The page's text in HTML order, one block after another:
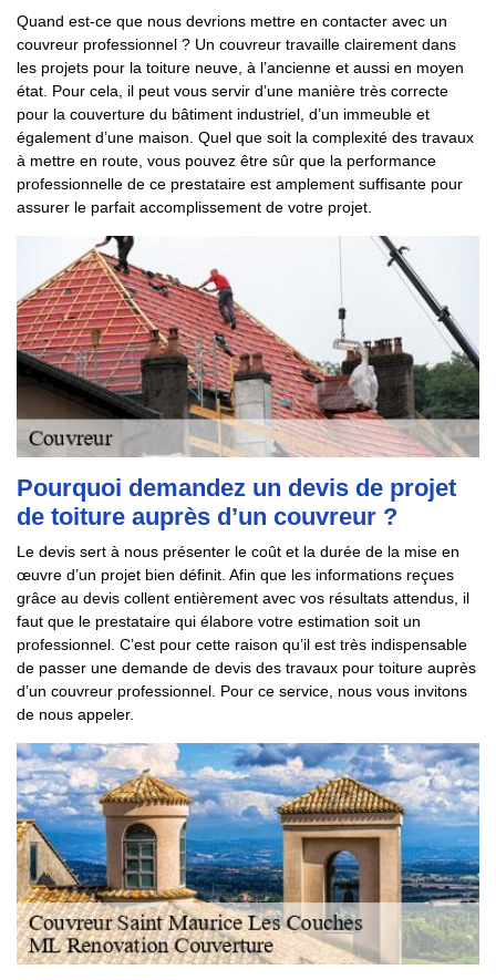
Quand est-ce que nous devrions mettre en contacter avec un
couvreur professionnel ? Un couvreur travaille clairement dans
les projets pour la toiture neuve, à l’ancienne et aussi en moyen
état. Pour cela, il peut vous servir d’une manière très correcte
pour la couverture du bâtiment industriel, d’un immeuble et
également d’une maison. Quel que soit la complexité des travaux
à mettre en route, vous pouvez être sûr que la performance
professionnelle de ce prestataire est amplement suffisante pour
assurer le parfait accomplissement de votre projet.
Pourquoi demandez un devis de projet
de toiture auprès d’un couvreur ?
Le devis sert à nous présenter le coût et la durée de la mise en
œuvre d’un projet bien définit. Afin que les informations reçues
grâce au devis collent entièrement avec vos résultats attendus, il
faut que le prestataire qui élabore votre estimation soit un
professionnel. C’est pour cette raison qu’il est très indispensable
de passer une demande de devis des travaux pour toiture auprès
d’un couvreur professionnel. Pour ce service, nous vous invitons
de nous appeler.